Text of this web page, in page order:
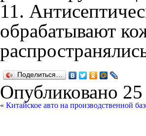
11.
обрабатывают
Поделиться…
Опубликовано
« Китайское авто на производственной